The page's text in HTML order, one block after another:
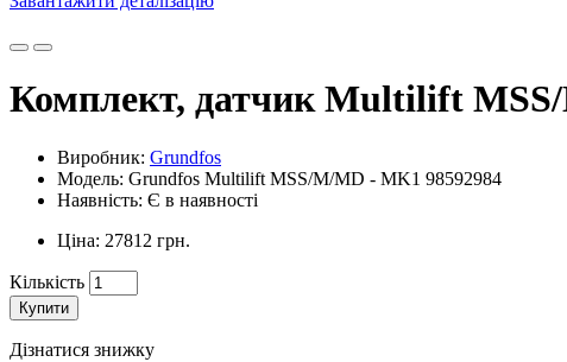
Комплект, датчик Multilift
Виробник: Grundfos
Модель: Grundfos Multilift MSS/M/MD - MK1 98592984
Наявність: Є в наявності
Ціна: 27812 грн.
Кількість
Купити
Дізнатися знижку